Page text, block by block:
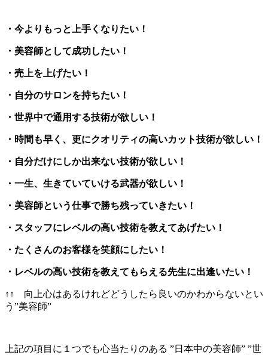
・今よりもっと上手くなりたい！
・美容師として成功したい！
・売上を上げたい！
・自分のサロンを持ちたい！
・世界中で通用する技術が欲しい！
・時間も早く、更にクオリティの高いカット技術が欲しい！
・自分だけにしか出来ない技術が欲しい！
・一生、生きていていける武器が欲しい！
・美容師という仕事で勝ち残っていきたい！
・スタッフにレベルの高い技術を教えてあげたい！
・たくさんのお客様を笑顔にしたい！
・レベルの高い技術を教えてもらえる先生に出逢いたい！
↑↑ 向上心はあるけれどどうしたら良いのかわからないとい
う”美容師”
上記の項目に１つでも心当たりのある ”日本中の美容師” ”世